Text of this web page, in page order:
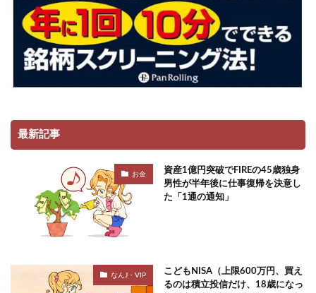
最新記事
お金
資産1億円突破でFIREの45歳独身
男性が半年後に仕事復帰を決意し
た「1通の通知」
なんJ・VIP
こどもNISA（上限600万円、買え
るのは積立投信だけ、18歳になっ